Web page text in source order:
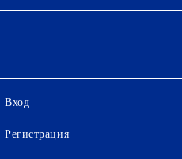
Вход
Регистрация